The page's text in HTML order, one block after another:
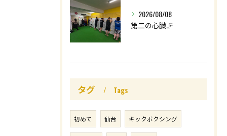
2026/08/08
第二の心臓🦵
タグ Tags
初めて 仙台 キックボクシング